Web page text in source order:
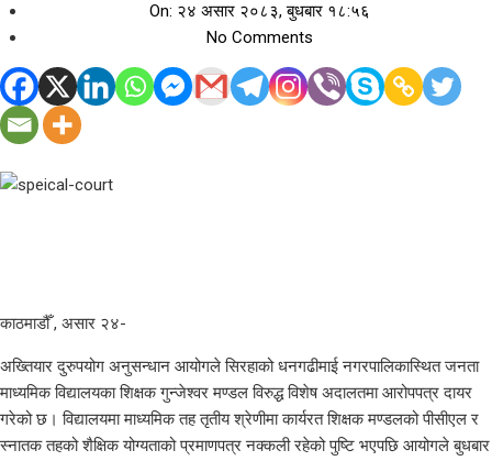
On: २४ असार २०८३, बुधबार १८:५६
No Comments
काठमाडौँ , असार २४-
अख्तियार दुरुपयोग अनुसन्धान आयोगले सिरहाको धनगढीमाई नगरपालिकास्थित जनता
माध्यमिक विद्यालयका शिक्षक गुन्जेश्वर मण्डल विरुद्ध विशेष अदालतमा आरोपपत्र दायर
गरेको छ। विद्यालयमा माध्यमिक तह तृतीय श्रेणीमा कार्यरत शिक्षक मण्डलको पीसीएल र
स्नातक तहको शैक्षिक योग्यताको प्रमाणपत्र नक्कली रहेको पुष्टि भएपछि आयोगले बुधबार